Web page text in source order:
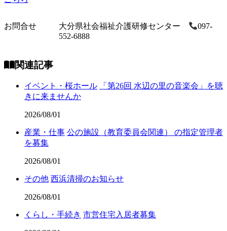
お問合せ 大分県社会福祉介護研修センター
097-
552-6888
関連記事
イベント・桜ホール
「第26回 水辺の里の音楽会」を聴
きに来ませんか
2026/08/01
産業・仕事 公の施設（教育委員会関連） の指定管理者
を募集
2026/08/01
その他 西浜清掃のお知らせ
2026/08/01
くらし・手続き 市営住宅入居者募集